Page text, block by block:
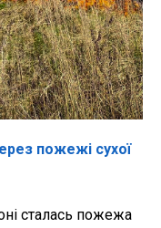
пожежі сухої
сталась пожежа